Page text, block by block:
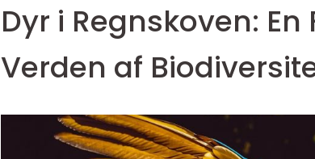
Dyr i Regnskoven:
Verden af